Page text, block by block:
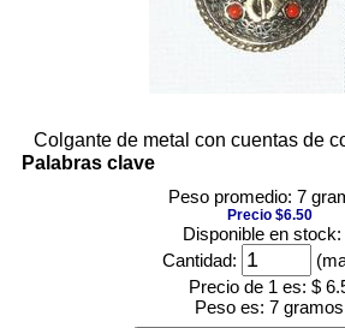
Colgante de metal con cuentas de
Palabras clave
Peso promedio: 7
Precio $6.50
Disponible en stock:
Cantidad:
Precio de 1 es: $
Peso es: 7 gramos